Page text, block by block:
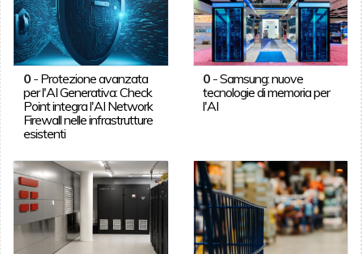
0- Protezione avanzata
per l'AI Generativa: Check
Point integra l'AI Network
Firewall nelle infrastrutture
esistenti
0 -Samsung: nuove
tecnologie di memoria per
l'AI